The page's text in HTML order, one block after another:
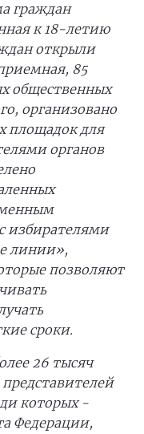
граждан
к 18-летию
открыли
85
общественных
организовано
площадок для
органов
избирателями
линии»,
позволяют
сроки.
26 тысяч
которых -
Федерации,